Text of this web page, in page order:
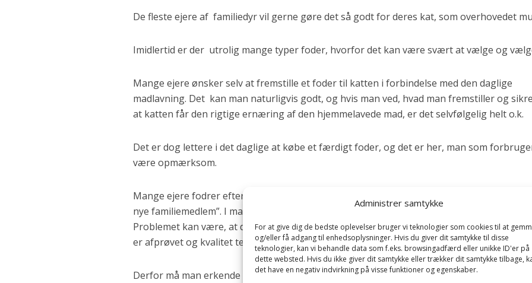
Administrer samtykke
For at give dig de bedste oplevelser bruger vi teknologier som cookies til at
og/eller få adgang til enhedsoplysninger. Hvis du giver dit samtykke til disse
teknologier, kan vi behandle data som f.eks. browsingadfærd eller unikke ID'er på
dette websted. Hvis du ikke giver dit samtykke eller trækker dit samtykke tilbage,
det have en negativ indvirkning på visse funktioner og egenskaber.
De fleste ejere af familiedyr vil gerne gøre det så godt for deres kat, som overhovedet
Imidlertid er der utrolig mange typer foder, hvorfor det kan være svært at vælge og
Mange ejere ønsker selv at fremstille et foder til katten i forbindelse med den daglige
madlavning. Det kan man naturligvis godt, og hvis man ved, hvad man fremstiller og
at katten får den rigtige ernæring af den hjemmelavede mad, er det selvfølgelig helt o.k.
Det er dog lettere i det daglige at købe et færdigt foder, og det er her, man som
være opmærksom.
Mange ejere fodrer efter den anvisning man har fået fra katteriet, når man har erhvervet
nye familiemedlem”. I mange tilfælde er det også det rigtige – ikke pludseligt at skifte
Problemet kan være, at det anbefalede foder ikke er så godt, som man antager, fordi det
er afprøvet og kvalitet testet.
Derfor må man erkende at fodertyper, som konstant fremstilles af de bedste råvarer og